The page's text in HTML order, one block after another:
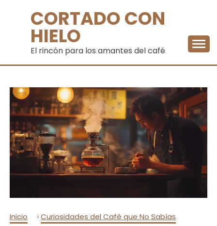
contenidoCORTADO CON
HIELO
El rincón para los amantes del café
Inicio ›Curiosidades del Café que No Sabías